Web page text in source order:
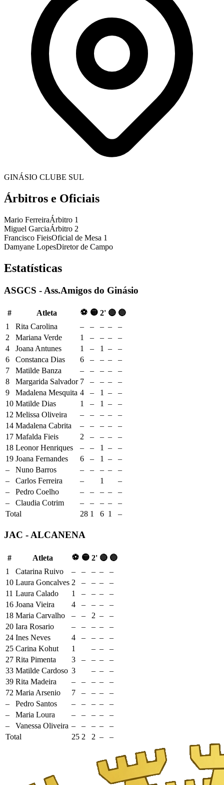
GINÁSIO CLUBE SUL
Árbitros e Oficiais
Mario FerreiraÁrbitro 1
Miguel GarciaÁrbitro 2
Francisco FieisOficial de Mesa 1
Damyane LopesDiretor de Campo
Estatísticas
ASGCS - Ass.Amigos do Ginásio
# Atleta ⚽ 🟡 2' 🔴 🔵
1
Rita Carolina – – – –
–
2
Mariana Verde 1 – – –
–
4
Joana Antunes 1 – 1 –
–
6
Constanca Dias 6 – – –
–
7
Matilde Banza – – – –
–
8
Margarida Salvador 7 – – –
–
9
Madalena Mesquita 4 – 1 –
–
10 Matilde Dias 1 – 1 –
–
12 Melissa Oliveira – – – –
–
14 Madalena Cabrita – – – –
–
17 Mafalda Fieis 2 – – –
–
18 Leonor Henriques – – 1 –
–
19 Joana Fernandes 6 – 1 –
–
–
Nuno Barros – – – –
–
–
Carlos Ferreira – 1
–
–
Pedro Coelho – – – –
–
–
Claudia Cotrim – – – –
–
Total
28 1 6 1 –
JAC - ALCANENA
# Atleta ⚽ 🟡 2' 🔴 🔵
1
Catarina Ruivo – – – –
–
10 Laura Goncalves 2 – – –
–
11 Laura Calado 1 – – –
–
16 Joana Vieira 4 – – –
–
18 Maria Carvalho – – 2 –
–
20 Iara Rosario – – – –
–
24 Ines Neves 4 – – –
–
25 Carina Kohut 1 – –
–
27 Rita Pimenta 3 – – –
–
33 Matilde Cardoso 3 – –
–
39 Rita Madeira – – – –
–
72 Maria Arsenio 7 – – –
–
–
Pedro Santos – – – –
–
–
Maria Loura – – – –
–
–
Vanessa Oliveira – – – –
–
Total
25 2 2 – –